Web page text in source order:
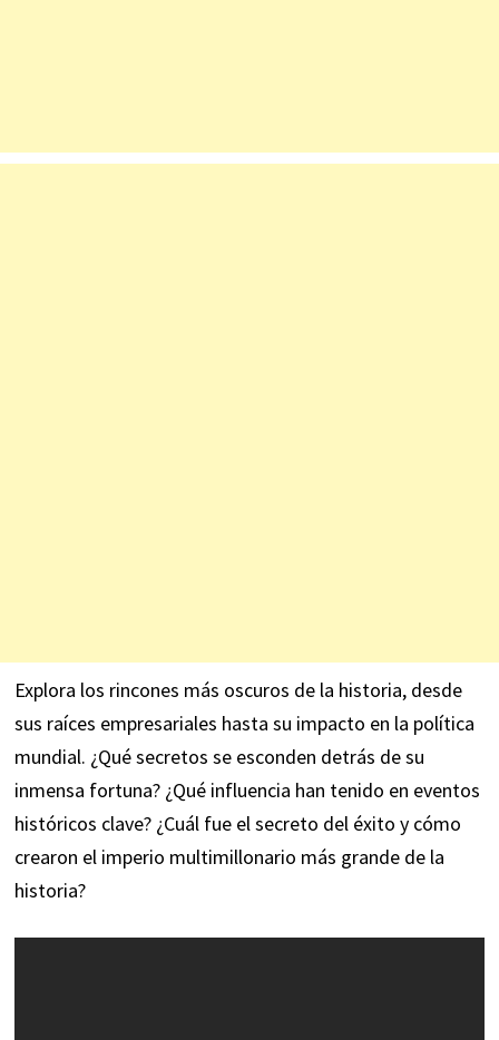
Explora los rincones más oscuros de la historia, desde
sus raíces empresariales hasta su impacto en la política
mundial. ¿Qué secretos se esconden detrás de su
inmensa fortuna? ¿Qué influencia han tenido en eventos
históricos clave? ¿Cuál fue el secreto del éxito y cómo
crearon el imperio multimillonario más grande de la
historia?